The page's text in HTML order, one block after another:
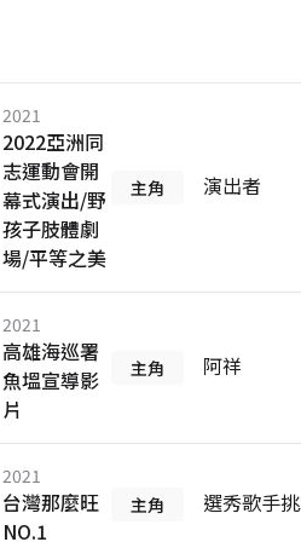
2021
2022亞洲同
志運動會開
幕式演出/野
孩子肢體劇
場/平等之美
主角 演出者
2021
高雄海巡署
魚塭宣導影
片
主角 阿祥
2021
台灣那麼旺
NO.1
主角 選秀歌手